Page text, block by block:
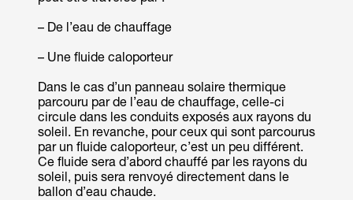
– De l’eau de chauffage
– Une fluide caloporteur
Dans le cas d’un panneau solaire thermique
parcouru par de l’eau de chauffage, celle-ci
circule dans les conduits exposés aux rayons du
soleil. En revanche, pour ceux qui sont parcourus
par un fluide caloporteur, c’est un peu différent.
Ce fluide sera d’abord chauffé par les rayons du
soleil, puis sera renvoyé directement dans le
ballon d’eau chaude.